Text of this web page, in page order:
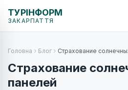
ТУРІНФОРМ
ЗАКАРПАТТЯ
Головна Блог Страхование
Страхование
панелей